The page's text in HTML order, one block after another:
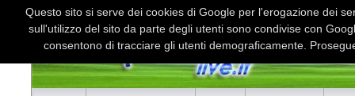
Questo sito si serve dei cookies di Google per l'erogazione dei
sull'utilizzo del sito da parte degli utenti sono condivise con
consentono di tracciare gli utenti demograficamente.